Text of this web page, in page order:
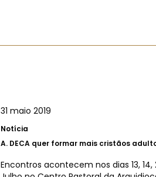
31 maio 2019
Notícia
A. DECA quer formar mais cristãos
Encontros acontecem nos dias 13, 14,